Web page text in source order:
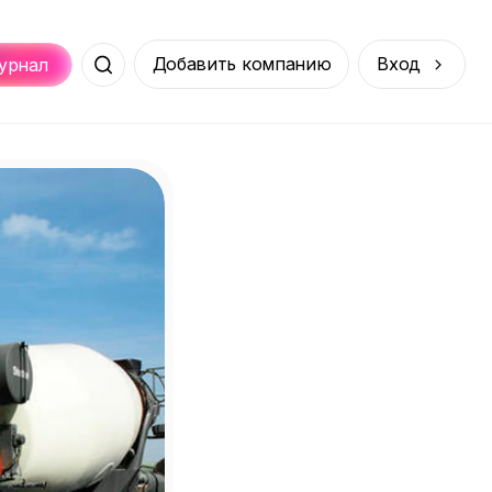
Услуги Покупки Онлайн
Места Добавить компанию Вход